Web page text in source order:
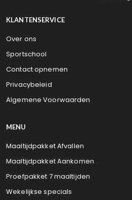
KLANTENSERVICE
Over ons
Sportschool
Contact opnemen
Privacybeleid
Algemene Voorwaarden
MENU
Maaltijdpakket Afvallen
Maaltijdpakket Aankomen
Proefpakket 7 maaltijden
Wekelijkse specials